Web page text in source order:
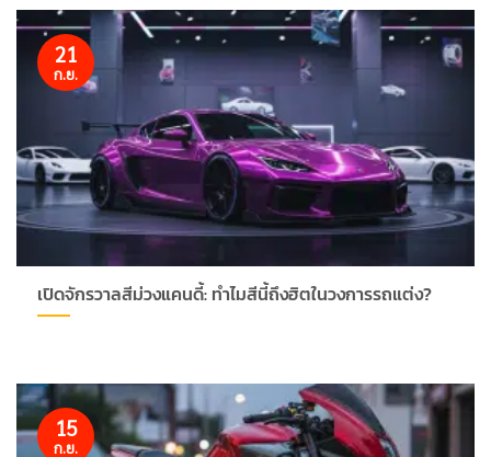
เปิดจักรวาลสีม่วงแคนดี้: ทำไมสีนี้ถึงฮิตในวงการรถแต่ง?
21
ก.ย.
15
ก.ย.